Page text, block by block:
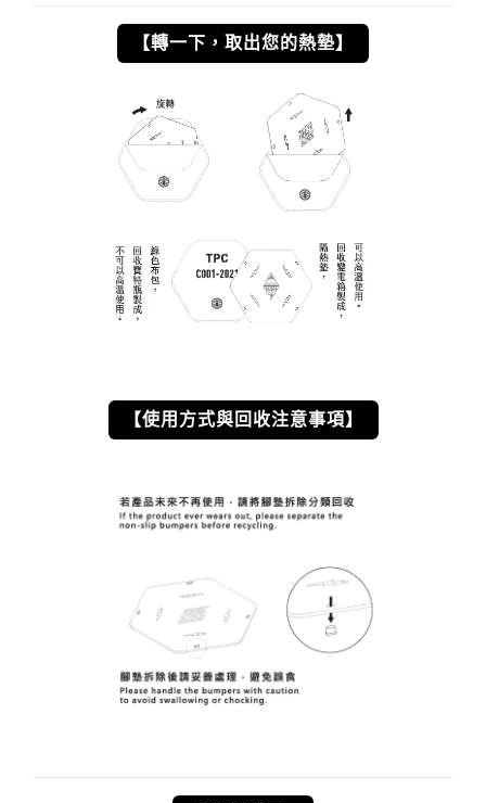
【轉一下，取出您的熱墊】
【使用方式與回收注意事項】